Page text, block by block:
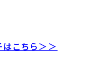
こちら＞＞